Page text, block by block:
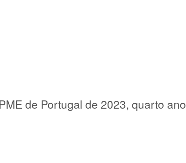
de Portugal de 2023, quarto ano